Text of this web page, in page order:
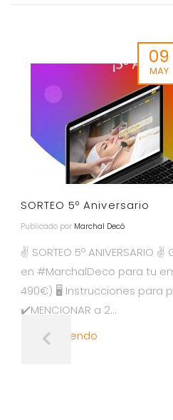
09
MAY
SORTEO 5º Aniversario
Publicado por Marchal Decó
✌️ SORTEO 5º ANIVERSARIO ✌️
en #MarchalDeco para tu
490€) 🖥️ Instrucciones para
✔️MENCIONAR a 2...
Sigue Leyendo